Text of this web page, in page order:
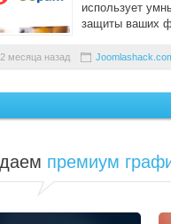
использует
защиты ваших
2 месяца назад
премиум